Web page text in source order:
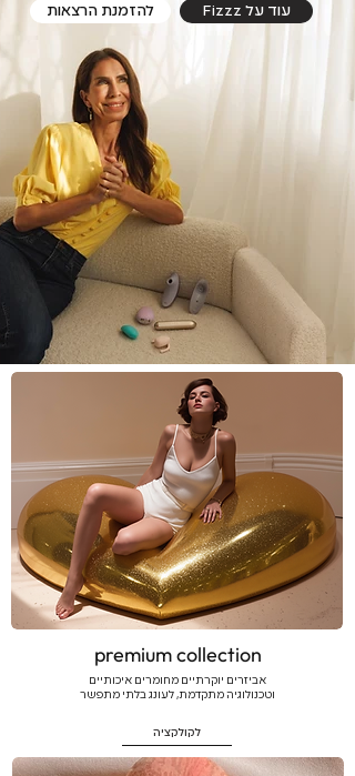
Fizzz עוד על להזמנת הרצאות
premium collection
אביזרים יוקרתיים מחומרים איכותיים
וטכנולוגיה מתקדמת, לעונג בלתי מתפשר
לקולקציה